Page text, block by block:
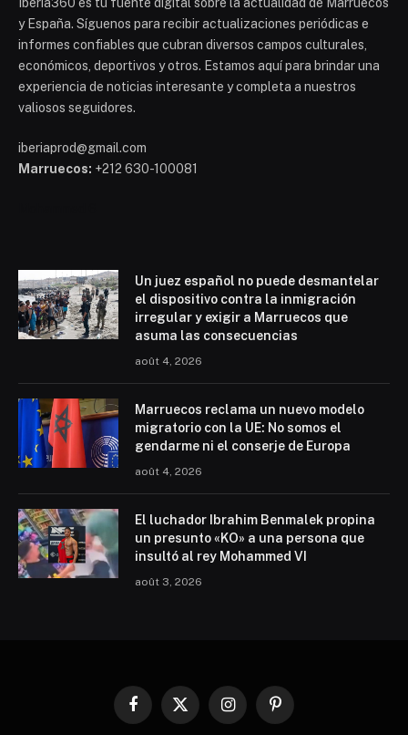
y España. Síguenos para recibir actualizaciones periódicas e
informes confiables que cubran diversos campos culturales,
económicos, deportivos y otros. Estamos aquí para brindar una
experiencia de noticias interesante y completa a nuestros
valiosos seguidores.
iberiaprod@gmail.com
Marruecos: +212 630-100081
Un juez español no puede desmantelar
el dispositivo contra la inmigración
irregular y exigir a Marruecos que
asuma las consecuencias
août 4, 2026
Marruecos reclama un nuevo modelo
migratorio con la UE: No somos el
gendarme ni el conserje de Europa
août 4, 2026
El luchador Ibrahim Benmalek propina
un presunto «KO» a una persona que
insultó al rey Mohammed VI
août 3, 2026
Facebook
X
InstagramPinterest